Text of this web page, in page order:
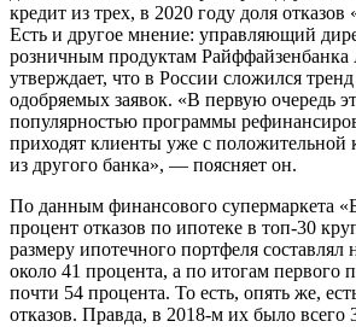
кредит из трех, в 2020 году доля
Есть и другое мнение: управляющий
розничным продуктам
утверждает, что в России сложился тренд
одобряемых заявок. «В первую очередь
популярностью программы
приходят клиенты уже c положительной
из другого банка», — поясняет он.
По данным финансового супермаркета
процент отказов по ипотеке в топ-30
размеру ипотечного портфеля составлял
около 41 процента, а по итогам первого
почти 54 процента. То есть, опять же,
отказов. Правда, в 2018-м их было всего